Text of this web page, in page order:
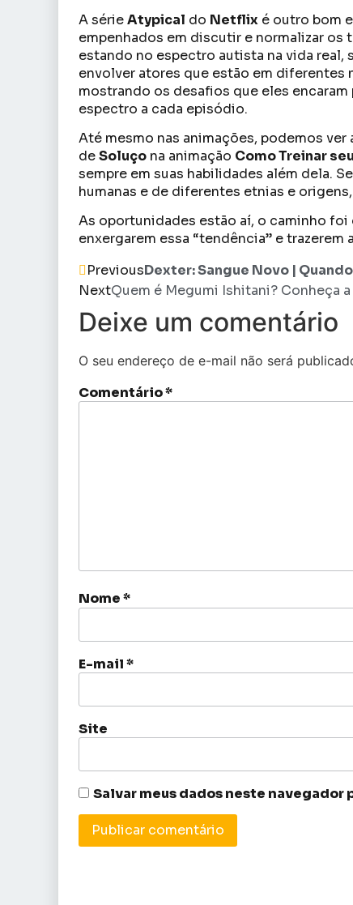
A sérieAtypical do Netflix é outro bom
empenhados em discutir e normalizar os
estando no espectro autista na vida
envolver atores que estão em diferentes
mostrando os desafios que eles
espectro a cada episódio.
Até mesmo nas animações, podemos
deSoluço na animação Como Treinar
sempre em suas habilidades além dela.
humanas e de diferentes etnias e
As oportunidades estão aí, o caminho
enxergarem essa “tendência” e trazerem
PreviousDexter: Sangue Novo |
NextQuem é Megumi Ishitani? Conheça
Deixe um comentário
O seu endereço de e-mail não será
Comentário*
Nome*
E-mail*
Site
Salvar meus dados neste navegador